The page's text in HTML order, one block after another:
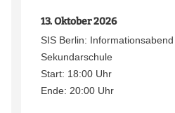
13. Oktober 2026
SIS Berlin:
Sekundarschule
Start: 18:00 Uhr
Ende: 20:00 Uhr